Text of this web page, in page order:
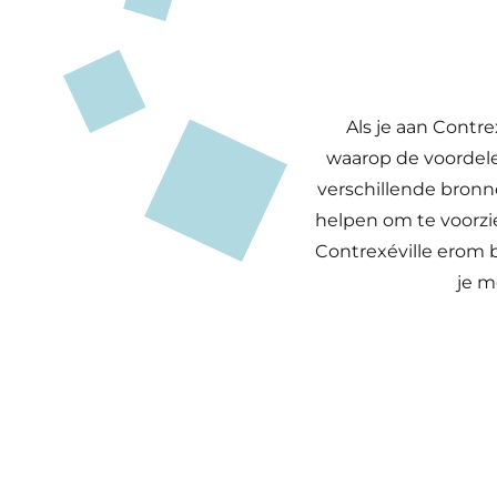
Als je aan
waarop de
verschillende
helpen om te
Contrexéville erom
je